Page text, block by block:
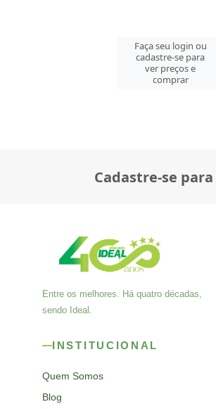
Faça seu login ou
cadastre-se para
ver preços e
comprar
Cadastre-se
Entre os melhores. Há quatro décadas,
sendo Ideal.
INSTITUCIONAL
Quem Somos
Blog